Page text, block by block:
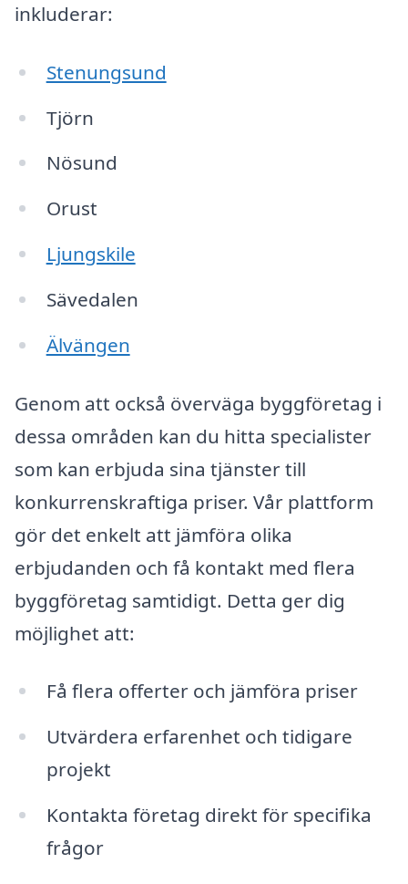
inkluderar:
Stenungsund
Tjörn
Nösund
Orust
Ljungskile
Sävedalen
Älvängen
Genom att också överväga byggföretag i
dessa områden kan du hitta specialister
som kan erbjuda sina tjänster till
konkurrenskraftiga priser. Vår plattform
gör det enkelt att jämföra olika
erbjudanden och få kontakt med flera
byggföretag samtidigt. Detta ger dig
möjlighet att:
Få flera offerter och jämföra priser
Utvärdera erfarenhet och tidigare
projekt
Kontakta företag direkt för specifika
frågor